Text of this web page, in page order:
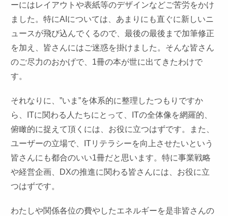
ーにはレイアウトや表紙等のデザインなどご苦労をかけ
ました。特にAIについては、あまりにも直ぐに新しいニ
ュースが飛び込んでくるので、最後の最後まで加筆修正
を加え、皆さんにはご迷惑を掛けました。そんな皆さん
のご尽力のおかげで、1冊の本が世に出てきたわけで
す。
それなりに、”いま”を体系的に整理したつもりですか
ら、ITに関わる人たちにとって、ITの全体像を網羅的、
俯瞰的に捉えて頂くには、お役に立つはずです。また、
ユーザーの立場で、ITリテラシーを向上させたいという
皆さんにも都合のいい1冊だと思います。特に事業戦略
や経営企画、DXの推進に関わる皆さんには、お役に立
つはずです。
わたしや関係各位の費やしたエネルギーを是非皆さんの